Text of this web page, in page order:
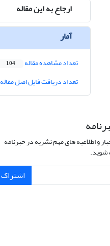
ارجاع به این مقاله
آمار
تعداد مشاهده مقاله 104
تعداد دریافت فایل اصل مقاله
و اطلاعیه های مهم نشریه در خبرنامه
شوید.
اشتراک